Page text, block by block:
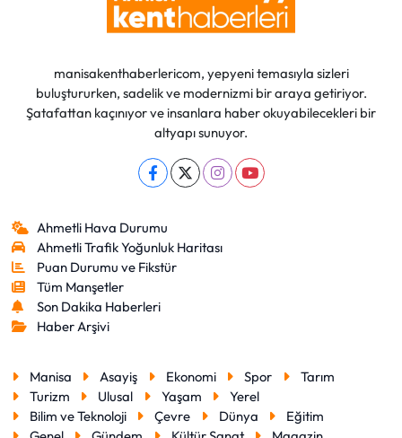
manisakenthaberlericom, yepyeni temasıyla sizleri
buluştururken, sadelik ve modernizmi bir araya getiriyor.
Şatafattan kaçınıyor ve insanlara haber okuyabilecekleri bir
altyapı sunuyor.
Ahmetli Hava Durumu
Ahmetli Trafik Yoğunluk Haritası
Puan Durumu ve Fikstür
Tüm Manşetler
Son Dakika Haberleri
Haber Arşivi
Manisa Asayiş Ekonomi Spor
Tarım
Turizm
Ulusal Yaşam
Yerel
Bilim ve Teknoloji
Çevre Dünya
Eğitim